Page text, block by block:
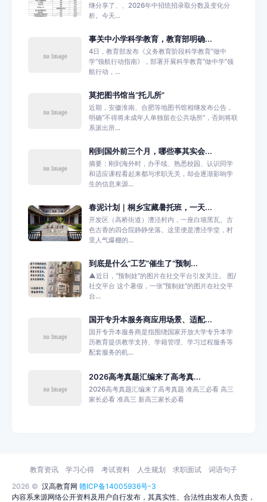
继分享了、、2026年中招统招录取分数及变化分
析。今天...
事关中小学科学教育，教育部明确...
4日，教育部发布《义务教育阶段科学教育“做中
学”领航行动指南》，部署开展科学教育“做中学”领
航行动，...
莫把图书馆当“托儿所”
近期，安徽淮南、合肥等地图书馆相继发布公告，
明确“不得将未成年人单独留在公共场所”，否则将联
系派出所...
刚到国外前三个月，哪些事其实会...
摘要：刚到海外时，办手续、熟悉校园、认识同学
和适应课程看起来都与求职无关，却会逐渐影响学
生的信息来源...
春泥计划｜桐乡宝藏暑托班，一天...
开发区（高桥街道）漕泾村内，一座白墙黑瓦、古
色古香的四合院静静坐落。这里便是漕泾学堂，村
里人气爆棚的...
到底是什么“工艺”催生了“预制...
▲近日，“预制娃”的图片在社交平台引发关注。 图/
社交平台 这个暑假，一张“预制娃”的图片在社交平
台...
国开专升本服务商应用场景、适配...
国开专升本服务商是指围绕国家开放大学专升本学
历教育提供教学支持、学籍管理、学习过程服务等
配套服务的机...
2026高考真题汇编来了高考真...
2026高考真题汇编来了高考真题 准高三必看 高三
家长必看 准高三 新高三家长必看
2026 © 汉高教育网 赣ICP备14005936号-3
内容系来源网络公开资料及用户自行发布，其真实性、合法性由发布人负责，
教育资讯 学习心得 考试资料 人生规划 求职面试 词语句子